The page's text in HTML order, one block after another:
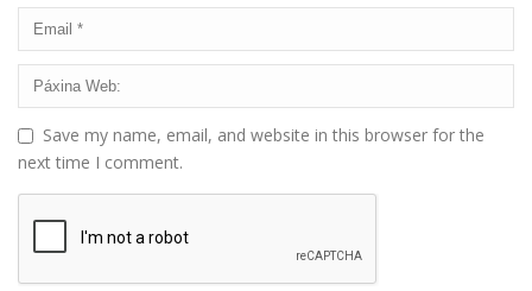
Save my name, email, and website in this browser for the
next time I comment.